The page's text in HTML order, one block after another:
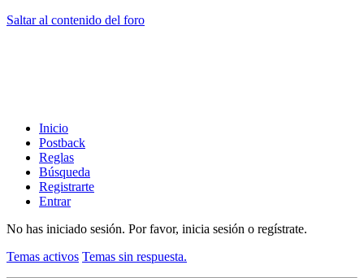
Saltar al contenido del foro
Inicio
Postback
Reglas
Búsqueda
Registrarte
Entrar
No has iniciado sesión. Por favor, inicia sesión o regístrate.
Temas activos Temas sin respuesta.